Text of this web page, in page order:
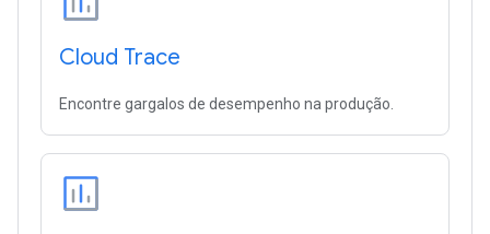
Cloud Trace
Encontre gargalos de desempenho na produção.